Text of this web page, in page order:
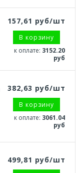
157,61 руб/шт
В корзину
к оплате: 3152.20
руб
382,63 руб/шт
В корзину
к оплате: 3061.04
руб
499,81 руб/шт